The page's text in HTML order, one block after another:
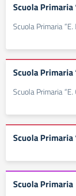
Scuola Primaria
Scuola Primaria
Scuola Primaria
Scuola Primaria “E.
Scuola Primaria
Scuola Primaria